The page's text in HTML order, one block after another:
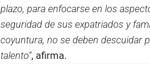
plazo, para enfocarse en los
seguridad de sus expatriados y
coyuntura, no se deben descuidar
talento”, afirma.